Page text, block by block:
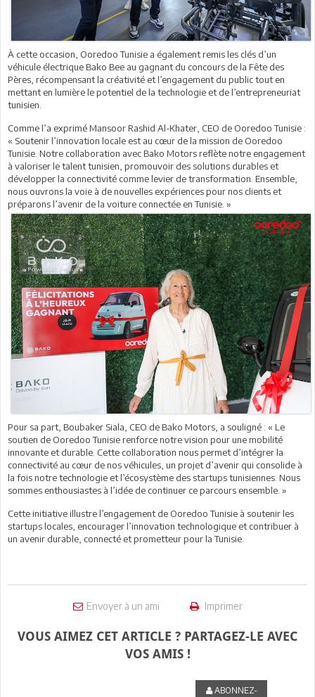
À cette occasion, Ooredoo Tunisie a également remis les clés d’un
véhicule électrique Bako Bee au gagnant du concours de la Fête des
Pères, récompensant la créativité et l’engagement du public tout en
mettant en lumière le potentiel de la technologie et de l’entrepreneuriat
tunisien.
Comme l’a exprimé Mansoor Rashid Al-Khater, CEO de Ooredoo Tunisie :
« Soutenir l’innovation locale est au cœur de la mission de Ooredoo
Tunisie. Notre collaboration avec Bako Motors reflète notre engagement
à valoriser le talent tunisien, promouvoir des solutions durables et
développer la connectivité comme levier de transformation. Ensemble,
nous ouvrons la voie à de nouvelles expériences pour nos clients et
préparons l’avenir de la voiture connectée en Tunisie. »
Pour sa part, Boubaker Siala, CEO de Bako Motors, a souligné : « Le
soutien de Ooredoo Tunisie renforce notre vision pour une mobilité
innovante et durable. Cette collaboration nous permet d’intégrer la
connectivité au cœur de nos véhicules, un projet d’avenir qui consolide à
la fois notre technologie et l’écosystème des startups tunisiennes. Nous
sommes enthousiastes à l’idée de continuer ce parcours ensemble. »
Cette initiative illustre l’engagement de Ooredoo Tunisie à soutenir les
startups locales, encourager l’innovation technologique et contribuer à
un avenir durable, connecté et prometteur pour la Tunisie.
Envoyer à un ami Imprimer
VOUS AIMEZ CET ARTICLE ? PARTAGEZ-LE AVEC
VOS AMIS !
ABONNEZ-